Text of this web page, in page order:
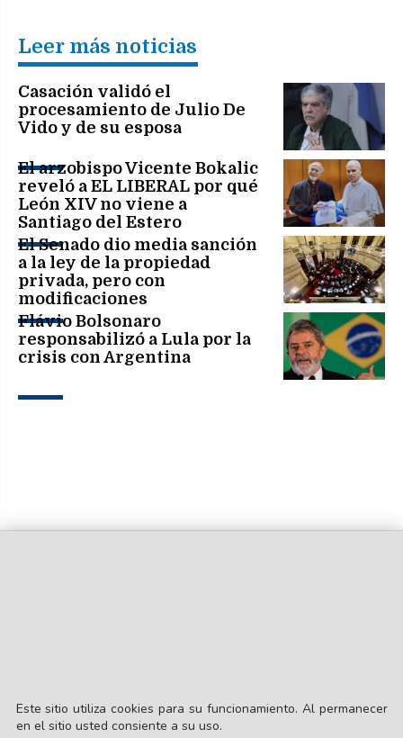
Leer más noticias
Casación validó el
procesamiento de Julio De
Vido y de su esposa
El arzobispo Vicente Bokalic
reveló a EL LIBERAL por qué
León XIV no viene a
Santiago del Estero
El Senado dio media sanción
a la ley de la propiedad
privada, pero con
modificaciones
Flávio Bolsonaro
responsabilizó a Lula por la
crisis con Argentina
Este sitio utiliza cookies para su funcionamiento. Al permanecer
en el sitio usted consiente a su uso.